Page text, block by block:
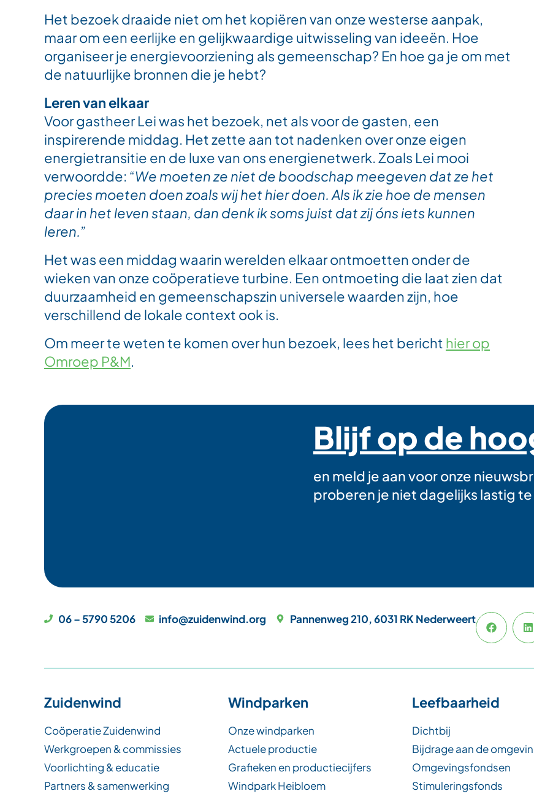
Het bezoek draaide niet om het kopiëren van onze westerse aanpak,
maar om een eerlijke en gelijkwaardige uitwisseling van ideeën. Hoe
organiseer je energievoorziening als gemeenschap? En hoe ga je om met
de natuurlijke bronnen die je hebt?
Leren van elkaar
Voor gastheer Lei was het bezoek, net als voor de gasten, een
inspirerende middag. Het zette aan tot nadenken over onze eigen
energietransitie en de luxe van ons energienetwerk. Zoals Lei mooi
verwoordde: “We moeten ze niet de boodschap meegeven dat ze het
precies moeten doen zoals wij het hier doen. Als ik zie hoe de mensen
daar in het leven staan, dan denk ik soms juist dat zij óns iets kunnen
leren.”
Het was een middag waarin werelden elkaar ontmoetten onder de
wieken van onze coöperatieve turbine. Een ontmoeting die laat zien dat
duurzaamheid en gemeenschapszin universele waarden zijn, hoe
verschillend de lokale context ook is.
Om meer te weten te komen over hun bezoek, lees het bericht hier op
Omroep P&M.
Blijf op de
en meld je aan voor onze
proberen je niet dagelijks lastig te
06 – 5790 5206 info@zuidenwind.org Pannenweg 210, 6031 RK Nederweert
Zuidenwind
Coöperatie Zuidenwind
Werkgroepen & commissies
Voorlichting & educatie
Partners & samenwerking
Windparken
Onze windparken
Actuele productie
Grafieken en productiecijfers
Windpark Heibloem
Leefbaarheid
Dichtbij
Bijdrage aan de
Omgevingsfondsen
Stimuleringsfonds